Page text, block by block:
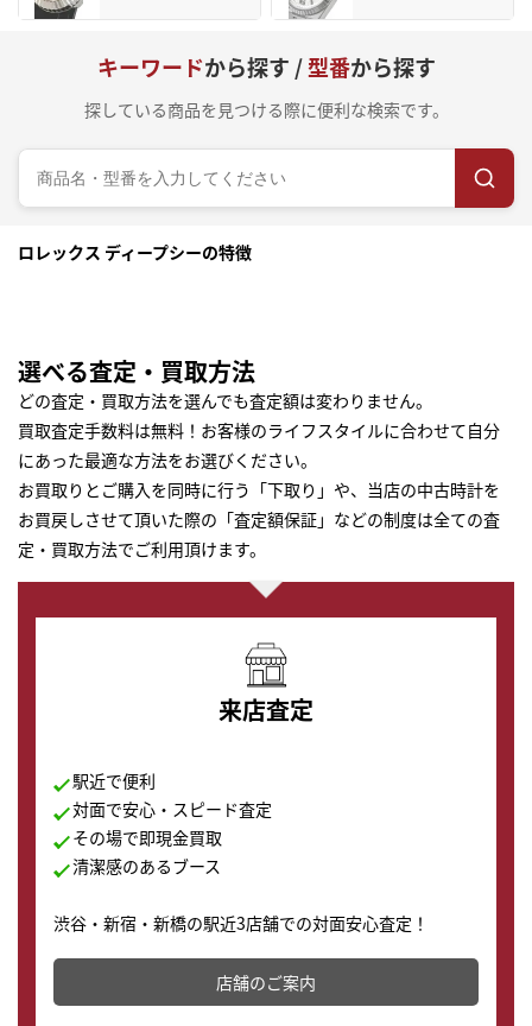
キーワードから探す /型番から探す
探している商品を見つける際に便利な検索です。
ロレックス ディープシーの特徴
選べる査定・買取方法
どの査定・買取方法を選んでも査定額は変わりません。
買取査定手数料は無料！お客様のライフスタイルに合わせて自分
にあった最適な方法をお選びください。
お買取りとご購入を同時に行う「下取り」や、当店の中古時計を
お買戻しさせて頂いた際の「査定額保証」などの制度は全ての査
定・買取方法でご利用頂けます。
来店査定
駅近で便利
対面で安心・スピード査定
その場で即現金買取
清潔感のあるブース
渋谷・新宿・新橋の駅近3店舗での対面安心査定！
その場で現金買取致します。渋谷本店では、時計販売の
店舗を併設しており、下取りに出してお得に新しい時計
の購入もできます♪
店舗のご案内